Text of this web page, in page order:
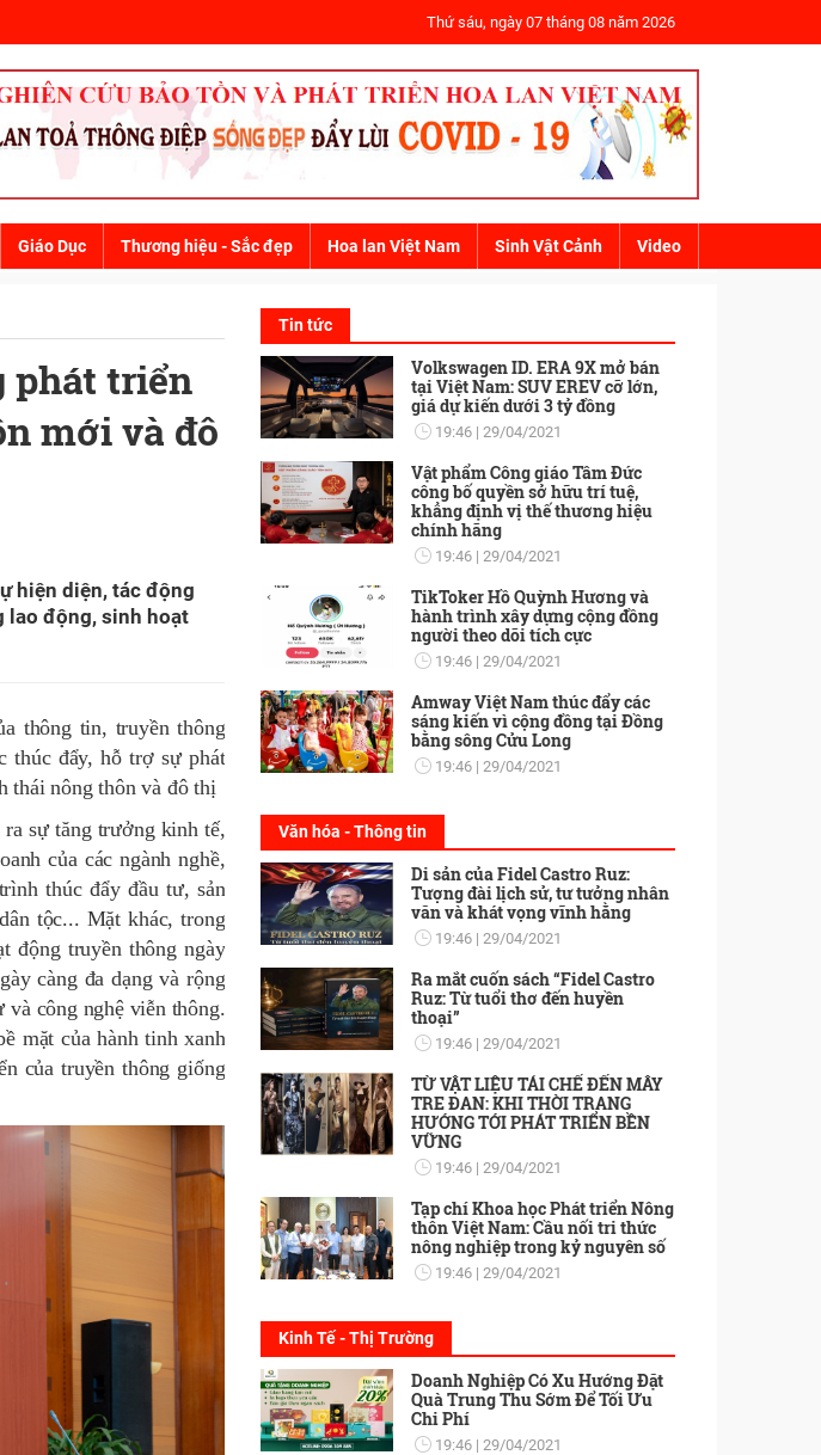
Thứ sáu, ngày 07 tháng 08 năm 2026
Giáo Dục Thương hiệu - Sắc đẹp Hoa lan Việt Nam Sinh Vật Cảnh Video
phát triển
mới và đô
hiện diện, tác động
lao động, sinh hoạt
thông tin, truyền thông
thúc đẩy, hỗ trợ sự phát
thái nông thôn và đô thị
sự tăng trưởng kinh tế,
của các ngành nghề,
thúc đẩy đầu tư, sản
tộc... Mặt khác, trong
động truyền thông ngày
càng đa dạng và rộng
công nghệ viễn thông.
mặt của hành tinh xanh
của truyền thông giống
Tin tức
Volkswagen ID. ERA 9X mở bán
tại Việt Nam: SUV EREV cỡ lớn,
giá dự kiến dưới 3 tỷ đồng
19:46 29/04/2021
Vật phẩm Công giáo Tâm Đức
công bố quyền sở hữu trí tuệ,
khẳng định vị thế thương hiệu
chính hãng
19:46 29/04/2021
TikToker Hồ Quỳnh Hương và
hành trình xây dựng cộng đồng
người theo dõi tích cực
19:46 29/04/2021
Amway Việt Nam thúc đẩy các
sáng kiến vì cộng đồng tại Đồng
bằng sông Cửu Long
19:46 29/04/2021
Văn hóa - Thông tin
Di sản của Fidel Castro Ruz:
Tượng đài lịch sử, tư tưởng nhân
văn và khát vọng vĩnh hằng
19:46 29/04/2021
Ra mắt cuốn sách “Fidel Castro
Ruz: Từ tuổi thơ đến huyền
thoại”
19:46 29/04/2021
TỪ VẬT LIỆU TÁI CHẾ ĐẾN MÂY
TRE ĐAN: KHI THỜI TRANG
HƯỚNG TỚI PHÁT TRIỂN BỀN
VỮNG
19:46 29/04/2021
Tạp chí Khoa học Phát triển Nông
thôn Việt Nam: Cầu nối tri thức
nông nghiệp trong kỷ nguyên số
19:46 29/04/2021
Kinh Tế - Thị Trường
Doanh Nghiệp Có Xu Hướng Đặt
Quà Trung Thu Sớm Để Tối Ưu
Chi Phí
19:46 29/04/2021